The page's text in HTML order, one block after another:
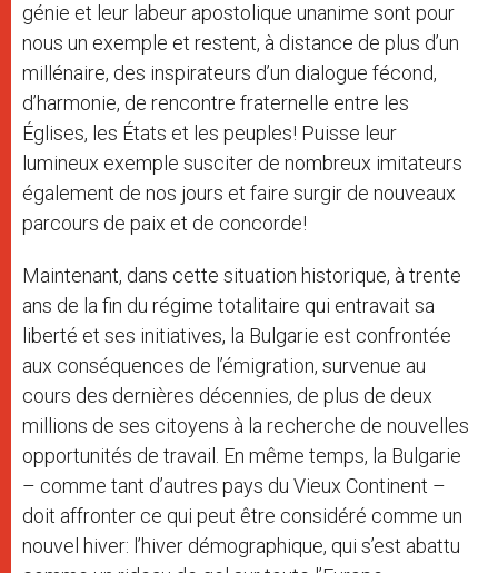
génie et leur labeur apostolique unanime sont pour
nous un exemple et restent, à distance de plus d’un
millénaire, des inspirateurs d’un dialogue fécond,
d’harmonie, de rencontre fraternelle entre les
Églises, les États et les peuples! Puisse leur
lumineux exemple susciter de nombreux imitateurs
également de nos jours et faire surgir de nouveaux
parcours de paix et de concorde!
Maintenant, dans cette situation historique, à trente
ans de la fin du régime totalitaire qui entravait sa
liberté et ses initiatives, la Bulgarie est confrontée
aux conséquences de l’émigration, survenue au
cours des dernières décennies, de plus de deux
millions de ses citoyens à la recherche de nouvelles
opportunités de travail. En même temps, la Bulgarie
– comme tant d’autres pays du Vieux Continent –
doit affronter ce qui peut être considéré comme un
nouvel hiver: l’hiver démographique, qui s’est abattu